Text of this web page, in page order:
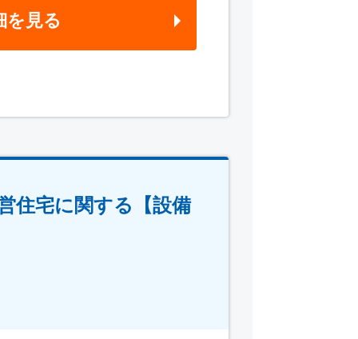
を見る
住宅に関する【設備